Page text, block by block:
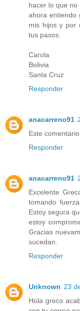
hacer lo que
ahora entiendo
mis hijos y por
tus pasos.
Carola
Bolivia
Santa Cruz
Responder
anacarreno91
Este
Responder
anacarreno91
Excelente
tomando
Estoy segura
estoy
Gracias
sucedan.
Responder
Unknown 23
Hola greco